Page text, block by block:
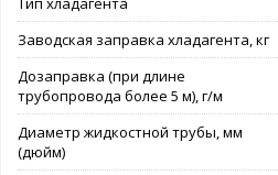
Заводская заправка хладагента, кг
Дозаправка (при длине
трубопровода более 5 м), г/м
Диаметр жидкостной трубы, мм
(дюйм)